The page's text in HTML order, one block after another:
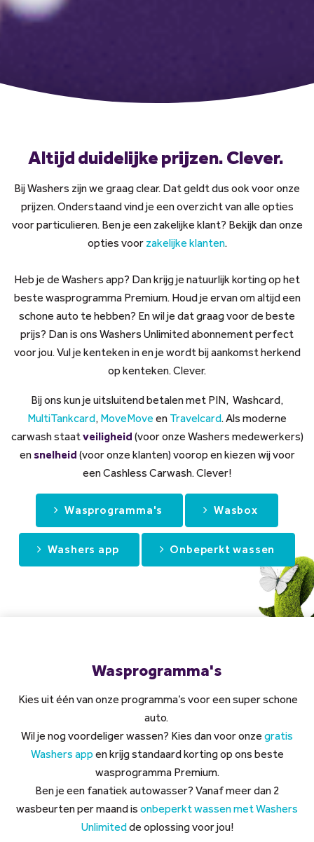
Altijd duidelijke prijzen. Clever.
Bij Washers zijn we graag clear. Dat geldt dus ook voor onze
prijzen. Onderstaand vind je een overzicht van alle opties
voor particulieren. Ben je een zakelijke klant? Bekijk dan onze
opties voor zakelijke klanten.
Heb je de Washers app? Dan krijg je natuurlijk korting op het
beste wasprogramma Premium.Houd je ervan om altijd een
schone auto te hebben? En wil je dat graag voor de beste
prijs? Dan is ons Washers Unlimited abonnement perfect
voor jou. Vul je kenteken in en je wordt bij aankomst herkend
op kenteken. Clever.
Bij ons kun je uitsluitend betalen met PIN, Washcard,
MultiTankcard, MoveMove en Travelcard. Als moderne
carwash staatveiligheid (voor onze Washers medewerkers)
ensnelheid (voor onze klanten) voorop en kiezen wij voor
een Cashless Carwash. Clever!
Wasprogramma's Wasbox
Washers app Onbeperkt wassen
Wasprogramma's
Kies uit één van onze programma’s voor een super schone
auto.
Wil je nog voordeliger wassen? Kies dan voor onze gratis
Washers app en krijg standaard korting op ons beste
wasprogramma Premium.
Ben je een fanatiek autowasser? Vanaf meer dan 2
wasbeurten per maand is onbeperkt wassen met Washers
Unlimitedde oplossing voor jou!